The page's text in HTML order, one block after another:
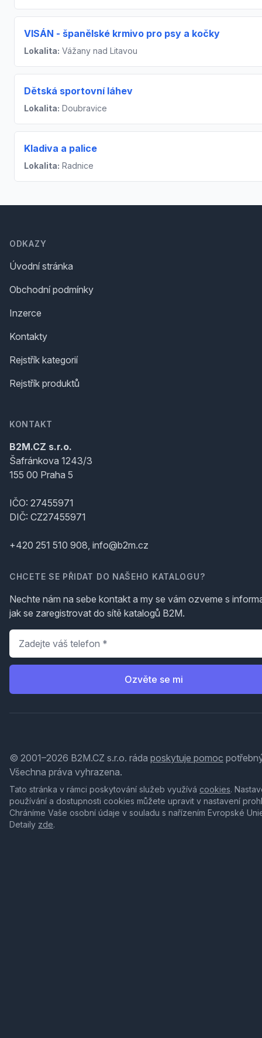
VISÁN - španělské krmivo pro psy a kočky
Lokalita: Vážany nad Litavou
Dětská sportovní láhev
Lokalita: Doubravice
Kladiva a palice
Lokalita: Radnice
ODKAZY
Úvodní stránka
Obchodní podmínky
Inzerce
Kontakty
Rejstřík kategorií
Rejstřík produktů
KONTAKT
B2M.CZ s.r.o.
Šafránkova 1243/3
155 00 Praha 5
IČO: 27455971
DIČ: CZ27455971
+420 251 510 908, info@b2m.cz
CHCETE SE PŘIDAT DO NAŠEHO KATALOGU?
Nechte nám na sebe kontakt a my se vám ozveme s
jak se zaregistrovat do sítě katalogů B2M.
Telefon
Ozvěte se mi
© 2001–2026 B2M.CZ s.r.o. ráda poskytuje pomoc
Všechna práva vyhrazena.
Tato stránka v rámci poskytování služeb využívá cookies.
používání a dostupnosti cookies můžete upravit v nastavení
Chráníme Vaše osobní údaje v souladu s nařízením Evropské
Detaily zde.